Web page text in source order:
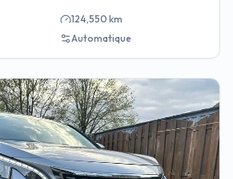
124,550 km
Automatique